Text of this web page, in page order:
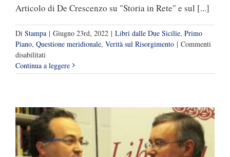
Articolo di De Crescenzo su "Storia in Rete" e sul [...]
Di Stampa | Giugno 23rd, 2022 | Libri dalle Due Sicilie, Primo
Piano, Questione meridionale, Verità sul Risorgimento | Commenti
disabilitati
Il
massacro
a
Fenestrelle
e
altrove
(dibattito
Continua a leggere